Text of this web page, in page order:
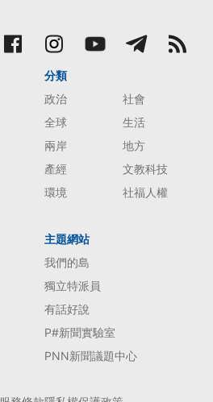
分類
政治
社會
全球
生活
兩岸
地方
產經
文教科技
環境
社福人權
主題網站
我們的島
獨立特派員
有話好說
P#新聞實驗室
PNN新聞議題中心